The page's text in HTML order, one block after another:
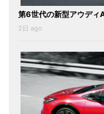
第6世代の新型アウデ
2日 ago